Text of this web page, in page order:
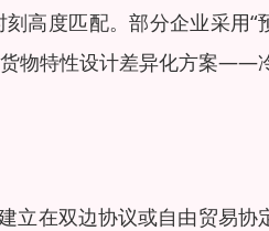
高度匹配。部分企业采用“
货物特性设计差异化方案——
立在双边协议或自由贸易协